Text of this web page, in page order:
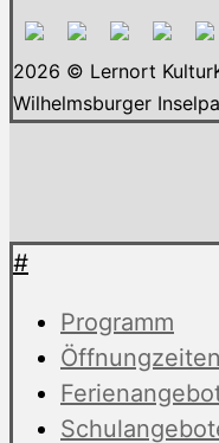
2026 © Lernort
Wilhelmsburger
#
Programm
Öffnungzeiten